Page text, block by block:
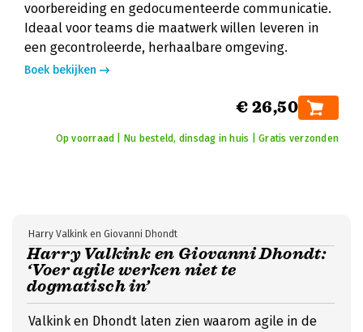
voorbereiding en gedocumenteerde communicatie.
Ideaal voor teams die maatwerk willen leveren in
een gecontroleerde, herhaalbare omgeving.
Boek bekijken
€ 26,50
Op voorraad | Nu besteld, dinsdag in huis | Gratis verzonden
Harry Valkink en Giovanni Dhondt:
‘Voer agile werken niet te
dogmatisch in’
Harry Valkink en Giovanni Dhondt
Valkink en Dhondt laten zien waarom agile in de